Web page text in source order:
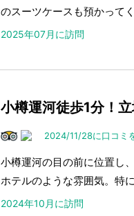
のスーツケースも預かって
2025年07月に訪問
小樽運河徒歩1分！
2024/11/28に口コミ
小樽運河の目の前に位置し
ホテルのような雰囲気。特
2024年10月に訪問